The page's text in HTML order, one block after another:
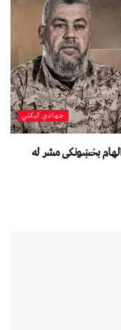
جهادي لیکني
بخښونکی مشر له